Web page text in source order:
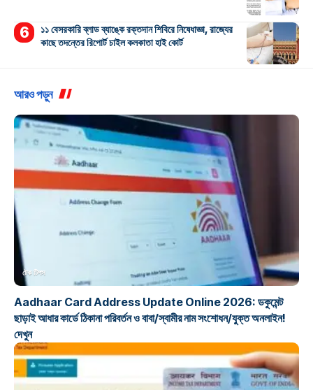
১১ বেসরকারি ব্লাড ব্যাঙ্কে রক্তদান শিবিরে নিষেধাজ্ঞা, রাজ্যের
কাছে তদন্তের রিপোর্ট চাইল কলকাতা হাই কোর্ট
আরও পড়ুন
টেক টিপস
Aadhaar Card Address Update Online 2026: ডকুমেন্ট
ছাড়াই আধার কার্ডে ঠিকানা পরিবর্তন ও বাবা/স্বামীর নাম সংশোধন/যুক্ত অনলাইন!
দেখুন